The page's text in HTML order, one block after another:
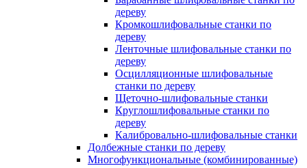
дереву
Кромкошлифовальные станки по
дереву
Ленточные шлифовальные станки по
дереву
Осцилляционные шлифовальные
станки по дереву
Щеточно-шлифовальные станки
Круглошлифовальные станки по
дереву
Калибровально-шлифовальные станки
Долбежные станки по дереву
Многофункциональные (комбинированные)